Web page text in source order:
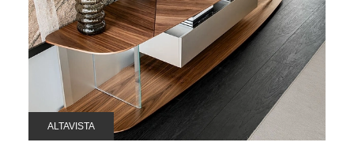
ALTAVISTA